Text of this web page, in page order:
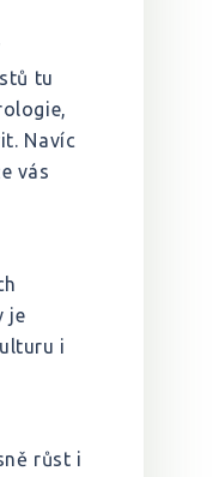
tu
Navíc
vás
je
i
růst i